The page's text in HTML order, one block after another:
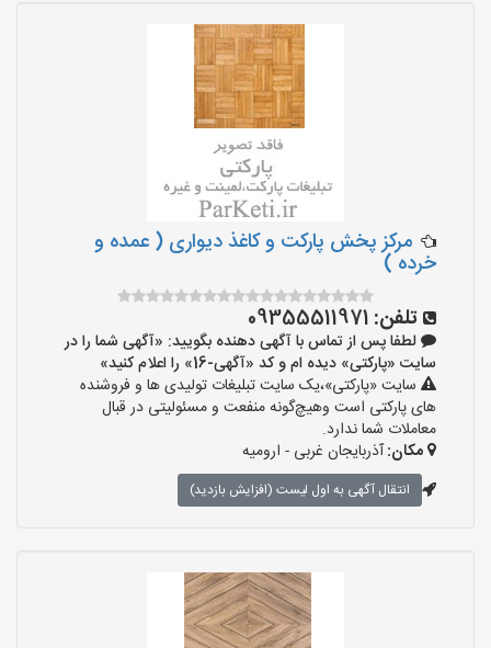
مرکز پخش پارکت و کاغذ دیواری ( عمده و
خرده )
تلفن: 09355511971
لطفا پس از تماس با آگهی دهنده بگویید: «آگهی شما را در
سایت «پارکتی» دیده ام و کد «آگهی-16» را اعلام کنید»
سایت «پارکتی»،یک سایت تبلیغات تولیدی ها و فروشنده
های پارکتی است وهیچ‌گونه منفعت و مسئولیتی در قبال
معاملات شما ندارد.
مکان:آذربایجان غربی - ارومیه
انتقال آگهی به اول لیست (افزایش بازدید)